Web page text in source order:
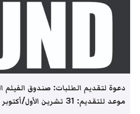
دعوة لتقديم الطلبات: صندوق الفيلم
موعد للتقديم: 31 تشرين الأول/أكتوبر 2025